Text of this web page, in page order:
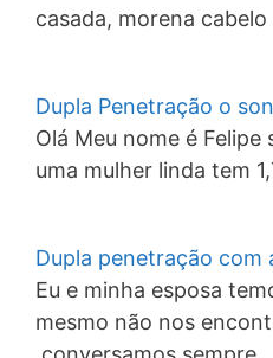
casada, morena
Dupla Penetração o
Olá Meu nome é Felipe
uma mulher linda tem
Dupla penetração com
Eu e minha esposa
mesmo não nos